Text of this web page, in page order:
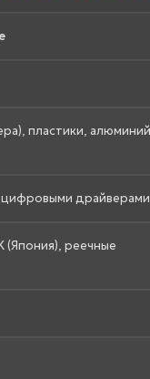
пластики,
цифровыми драйверами
(Япония), реечные